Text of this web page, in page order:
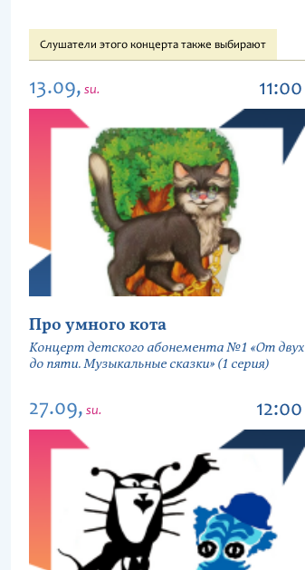
Слушатели этого концерта также выбирают
13.09, su. 11:00
Про умного кота
Концерт детского абонемента №1 «От двух
до пяти. Музыкальные сказки» (1 серия)
27.09, su. 12:00